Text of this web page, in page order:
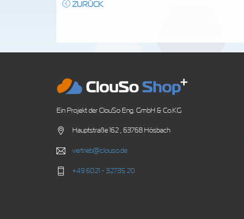
ZURÜCK
Ein Projekt der ClouSo Eng. GmbH & Co.KG
Hauptstraße 162 , 63768 Hösbach
vertrieb@clouso.de
+49 6021 - 32735 20